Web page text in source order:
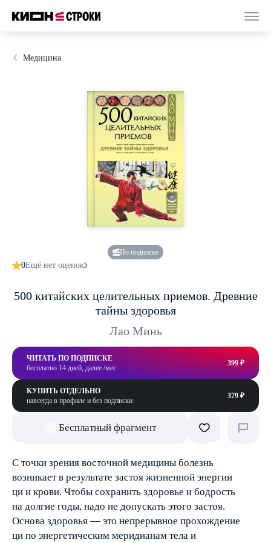
Медицина
По подписке
0Ещё нет оценок
500 китайских целительных приемов. Древние
тайны здоровья
Лао Минь
ЧИТАТЬ ПО ПОДПИСКЕ
бесплатно 14 дней, далее /мес
399 ₽
КУПИТЬ ОТДЕЛЬНО
навсегда в профиле и без подписки
379 ₽
Бесплатный фрагмент
С точки зрения восточной медицины болезнь
возникает в результате застоя жизненной энергии
ци и крови. Чтобы сохранить здоровье и бодрость
на долгие годы, надо не допускать этого застоя.
Основа здоровья — это непрерывное прохождение
ци по энергетическим меридианам тела и